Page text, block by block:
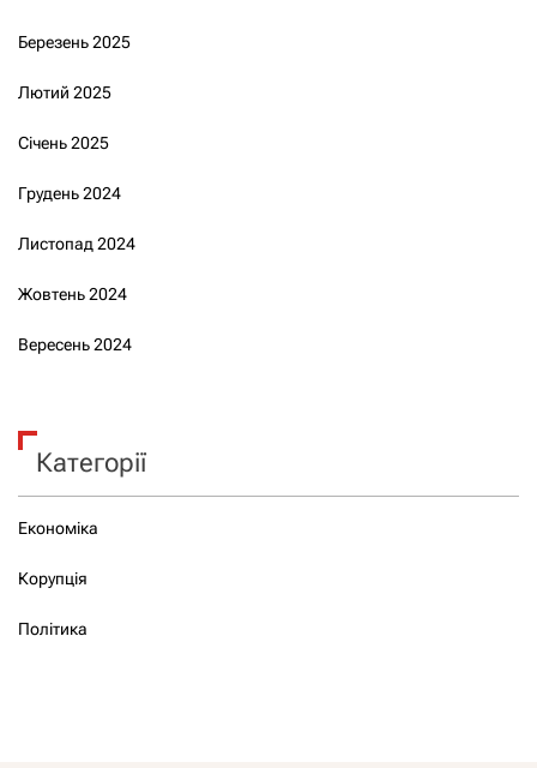
Березень 2025
Лютий 2025
Січень 2025
Грудень 2024
Листопад 2024
Жовтень 2024
Вересень 2024
Категорії
Економіка
Корупція
Політика